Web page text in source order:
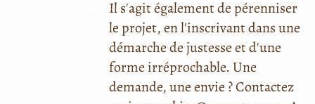
Il s'agit également de pérenniser
le projet, en l'inscrivant dans une
démarche de justesse et d'une
forme irréprochable. Une
demande, une envie ? Contactez